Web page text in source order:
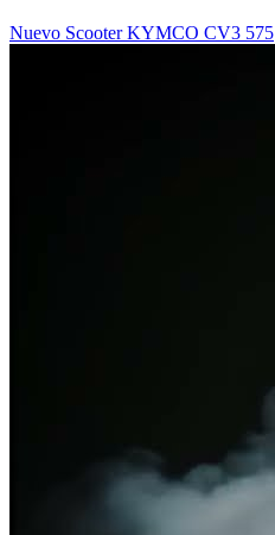
Nuevo Scooter KYMCO CV3 575